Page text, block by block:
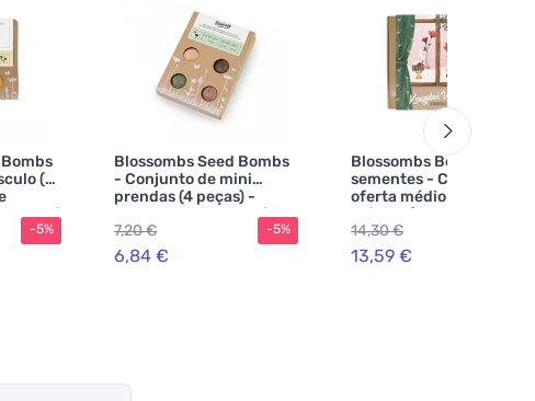
(3
num só
-5%
Blossombs Seed Bombs
- Conjunto de mini
prendas (4 peças) -
prenda original e prática
num só
7,20 €
6,84 €
-5%
Blossombs Bombas de
sementes - Conjunto de
oferta médio - Natal
mágico (9 peças)
14,30 €
13,59 €